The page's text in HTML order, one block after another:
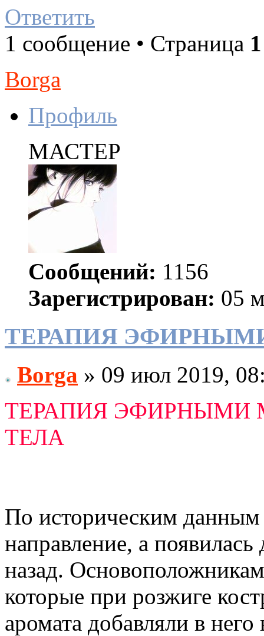
Ответить
1 сообщение • Страница 1
Borga
Профиль
МАСТЕР
Сообщений: 1156
Зарегистрирован: 05
ТЕРАПИЯ
Borga » 09 июл 2019,
ТЕРАПИЯ
ТЕЛА
По историческим данным
направление, а
назад.
которые при розжиге
аромата добавляли в